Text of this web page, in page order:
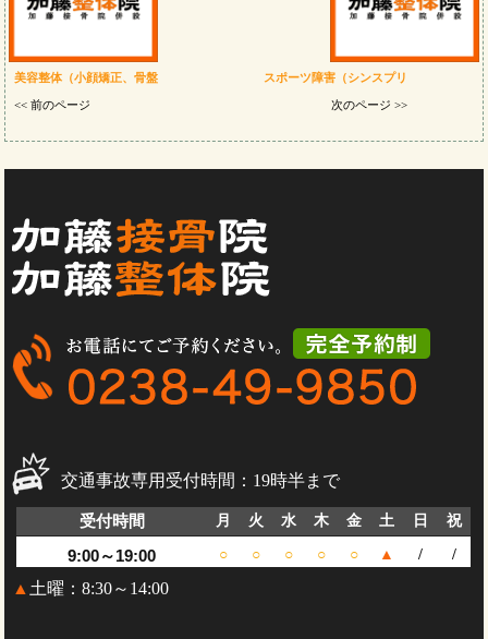
美容整体（小顔矯正、骨盤
<< 前のページ
スポーツ障害（シンスプリ
次のページ >>
交通事故専用受付時間：19時半まで
受付時間 月 火 水 木 金 土 日 祝
9:00～19:00 ○ ○ ○ ○ ○ ▲ / /
▲ 土曜：8:30～14:00